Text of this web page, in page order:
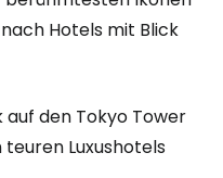
Hotels mit Blick
den Tokyo Tower
Luxushotels